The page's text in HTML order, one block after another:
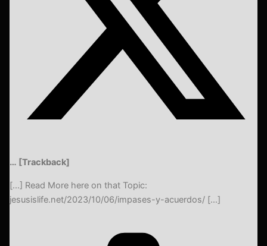
… [Trackback]
[…] Read More here on that Topic:
jesusislife.net/2023/10/06/impases-y-acuerdos/ […]